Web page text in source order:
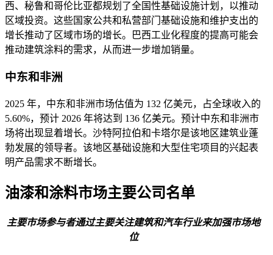
西、秘鲁和哥伦比亚都规划了全国性基础设施计划，以推动
区域投资。这些国家公共和私营部门基础设施和维护支出的
增长推动了区域市场的增长。巴西工业化程度的提高可能会
推动建筑涂料的需求，从而进一步增加销量。
中东和非洲
2025 年，中东和非洲市场估值为 132 亿美元，占全球收入的
5.60%，预计 2026 年将达到 136 亿美元。预计中东和非洲市
场将出现显着增长。沙特阿拉伯和卡塔尔是该地区建筑业蓬
勃发展的领导者。该地区基础设施和大型住宅项目的兴起表
明产品需求不断增长。
油漆和涂料市场主要公司名单
主要市场参与者通过主要关注建筑和汽车行业来加强市场地
位